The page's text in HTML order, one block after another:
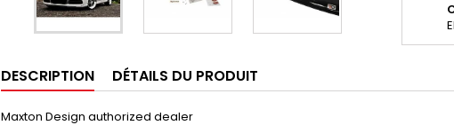
DESCRIPTION DÉTAILS DU PRODUIT
Maxton Design authorized dealer